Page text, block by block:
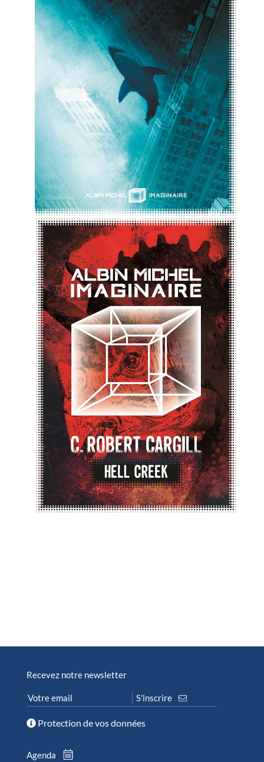
Recevez notre newsletter
Protection de vos données
Agenda